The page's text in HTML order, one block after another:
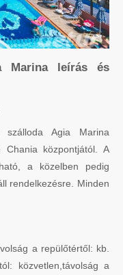
Marina leírás és
Agia Marina
központjától. A
a közelben pedig
rendelkezésre. Minden
a repülőtértől: kb.
közvetlen,távolság a